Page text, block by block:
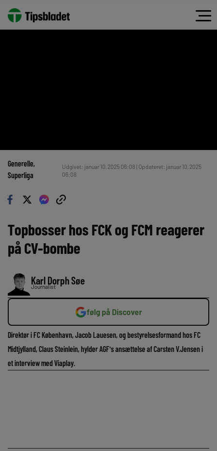
Generelle
Superliga
Udgivet: januar 10, 2025 06:08 | Opdateret: januar 10, 2025
06:08
Topbosser hos FCK og FCM reagerer
på CV-bombe
Karl Dorph Søe
Journalist
følg på Discover
Direktør i FC København, Jacob Lauesen, og bestyrelsesformand hos FC
Midtjylland, Claus Steinlein, hylder AGF's ansættelse af Carsten V.Jensen i
et interview med Viaplay.